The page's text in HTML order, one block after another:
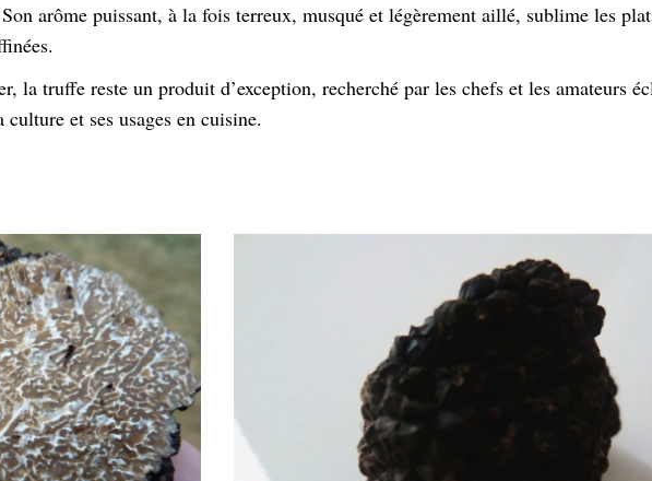
arôme puissant, à la fois terreux, musqué et légèrement aillé, sublime les
la truffe reste un produit d’exception, recherché par les chefs et les amateurs
et ses usages en cuisine.